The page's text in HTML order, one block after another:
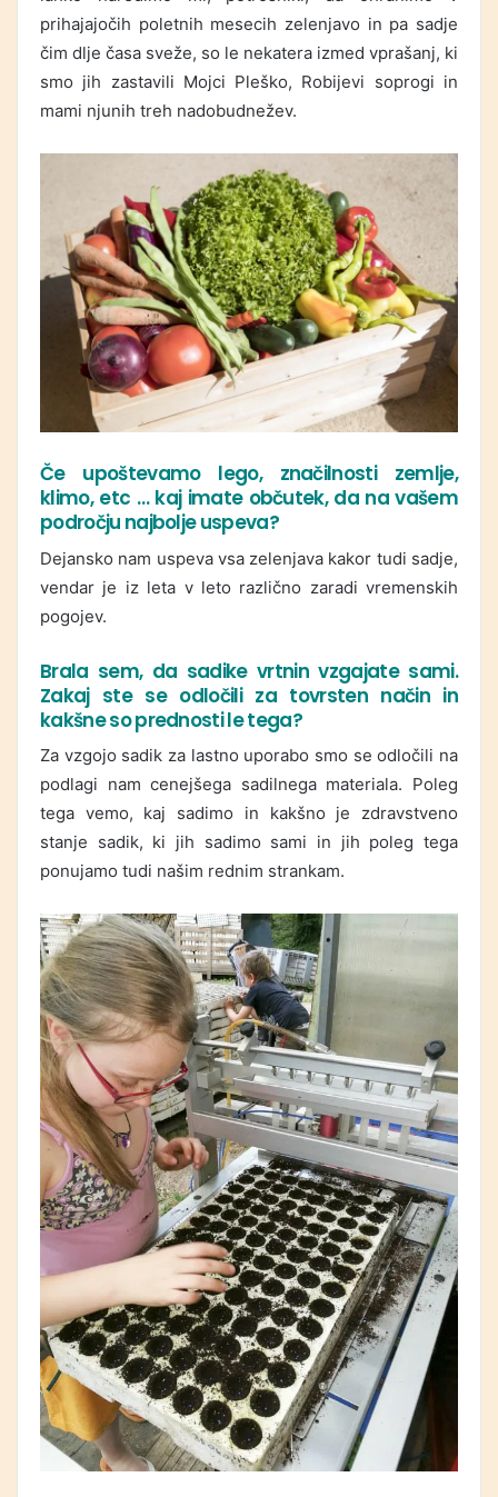
prihajajočih poletnih mesecih zelenjavo in pa sadje
čim dlje časa sveže, so le nekatera izmed vprašanj, ki
smo jih zastavili Mojci Pleško, Robijevi soprogi in
mami njunih treh nadobudnežev.
Če upoštevamo lego, značilnosti zemlje,
klimo, etc … kaj imate občutek, da na vašem
področju najbolje uspeva?
Dejansko nam uspeva vsa zelenjava kakor tudi sadje,
vendar je iz leta v leto različno zaradi vremenskih
pogojev.
Brala sem, da sadike vrtnin vzgajate sami.
Zakaj ste se odločili za tovrsten način in
kakšne so prednosti le tega?
Za vzgojo sadik za lastno uporabo smo se odločili na
podlagi nam cenejšega sadilnega materiala. Poleg
tega vemo, kaj sadimo in kakšno je zdravstveno
stanje sadik, ki jih sadimo sami in jih poleg tega
ponujamo tudi našim rednim strankam.